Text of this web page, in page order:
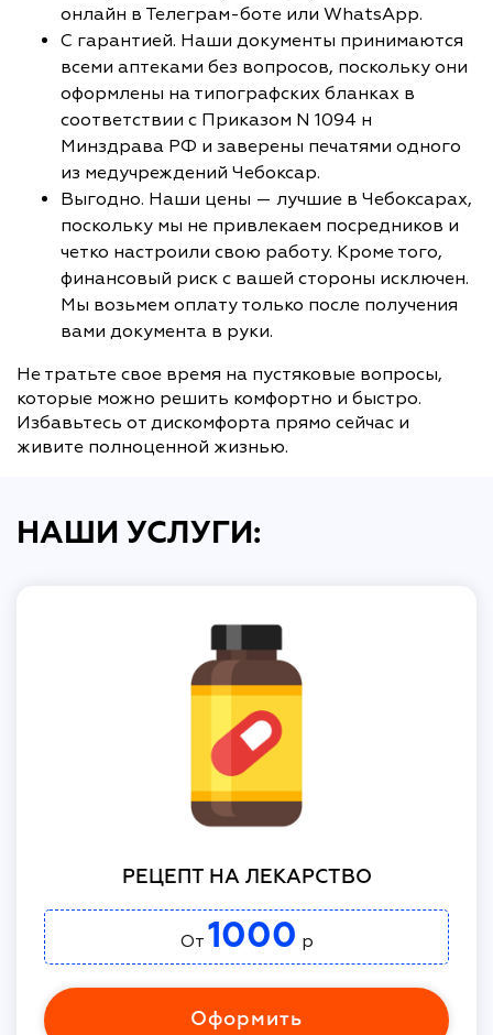
онлайн в Телеграм-боте или WhatsApp.
С гарантией. Наши документы принимаются
всеми аптеками без вопросов, поскольку они
оформлены на типографских бланках в
соответствии с Приказом N 1094 н
Минздрава РФ и заверены печатями одного
из медучреждений Чебоксар.
Выгодно. Наши цены — лучшие в Чебоксарах,
поскольку мы не привлекаем посредников и
четко настроили свою работу. Кроме того,
финансовый риск с вашей стороны исключен.
Мы возьмем оплату только после получения
вами документа в руки.
Не тратьте свое время на пустяковые вопросы,
которые можно решить комфортно и быстро.
Избавьтесь от дискомфорта прямо сейчас и
живите полноценной жизнью.
НАШИ УСЛУГИ:
РЕЦЕПТ НА ЛЕКАРСТВО
От 1000 р
Оформить